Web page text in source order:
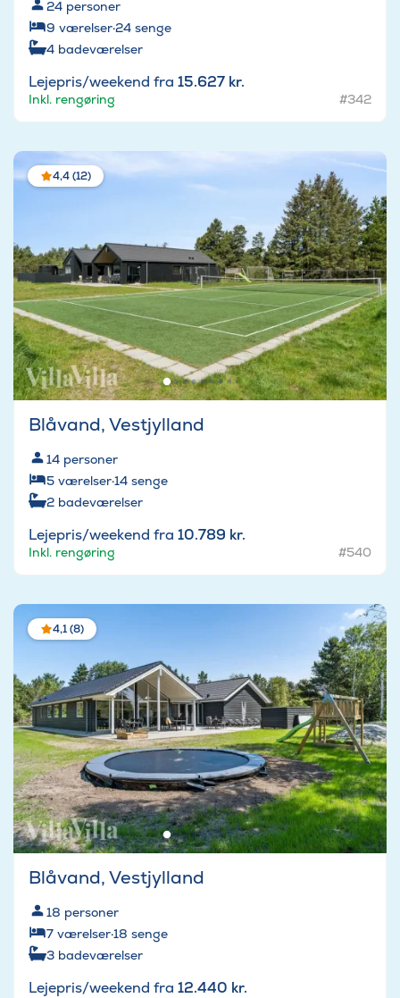
24 personer
9 værelser·24 senge
4 badeværelser
Lejepris/weekend fra 15.627 kr.
Inkl. rengøring #342
4,4 (12)
Blåvand, Vestjylland
14 personer
5 værelser·14 senge
2 badeværelser
Lejepris/weekend fra 10.789 kr.
Inkl. rengøring #540
4,1 (8)
Blåvand, Vestjylland
18 personer
7 værelser·18 senge
3 badeværelser
Lejepris/weekend fra 12.440 kr.